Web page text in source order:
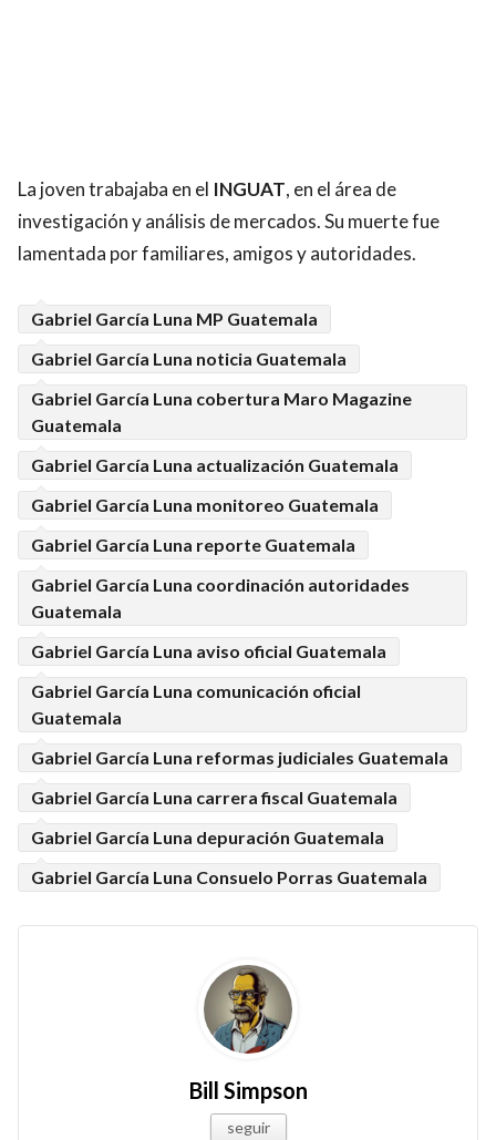
La joven trabajaba en el INGUAT, en el área de
investigación y análisis de mercados. Su muerte fue
lamentada por familiares, amigos y autoridades.
Gabriel García Luna MP Guatemala
Gabriel García Luna noticia Guatemala
Gabriel García Luna cobertura Maro Magazine
Guatemala
Gabriel García Luna actualización Guatemala
Gabriel García Luna monitoreo Guatemala
Gabriel García Luna reporte Guatemala
Gabriel García Luna coordinación autoridades
Guatemala
Gabriel García Luna aviso oficial Guatemala
Gabriel García Luna comunicación oficial
Guatemala
Gabriel García Luna reformas judiciales Guatemala
Gabriel García Luna carrera fiscal Guatemala
Gabriel García Luna depuración Guatemala
Gabriel García Luna Consuelo Porras Guatemala
Bill Simpson
seguir